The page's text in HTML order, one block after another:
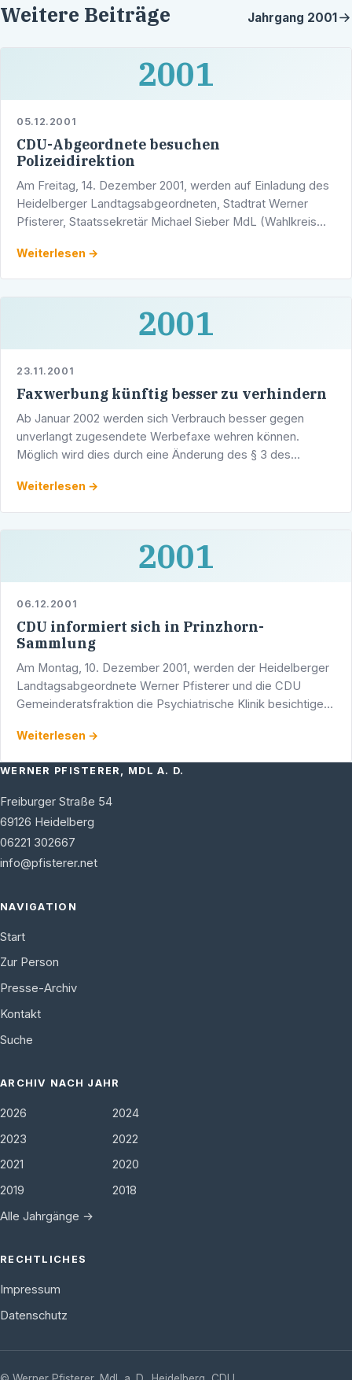
Weitere Beiträge Jahrgang 2001
2001
05.12.2001
CDU-Abgeordnete besuchen
Polizeidirektion
Am Freitag, 14. Dezember 2001, werden auf Einladung des
Heidelberger Landtagsabgeordneten, Stadtrat Werner
Pfisterer, Staatssekretär Michael Sieber MdL (Wahlkreis
Weiterlesen →
2001
23.11.2001
Faxwerbung künftig besser zu verhindern
Ab Januar 2002 werden sich Verbrauch besser gegen
unverlangt zugesendete Werbefaxe wehren können.
Möglich wird dies durch eine Änderung des § 3 des
Weiterlesen →
2001
06.12.2001
CDU informiert sich in Prinzhorn-
Sammlung
Am Montag, 10. Dezember 2001, werden der Heidelberger
Landtagsabgeordnete Werner Pfisterer und die CDU
Gemeinderatsfraktion die Psychiatrische Klinik besichtigen
Weiterlesen →
WERNER PFISTERER, MDL A. D.
Freiburger Straße 54
69126 Heidelberg
06221 302667
info@pfisterer.net
NAVIGATION
Start
Zur Person
Presse-Archiv
Kontakt
Suche
ARCHIV NACH JAHR
2026
2024
2023
2022
2021
2020
2019
2018
Alle Jahrgänge →
RECHTLICHES
Impressum
Datenschutz